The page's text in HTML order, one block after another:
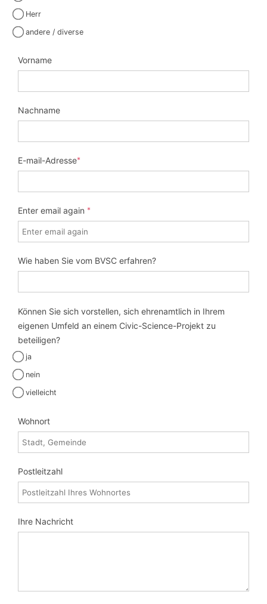
Herr
andere / diverse
Vorname
Nachname
E-mail-Adresse*
Enter email again *
Wie haben Sie vom BVSC erfahren?
Können Sie sich vorstellen, sich ehrenamtlich in Ihrem
eigenen Umfeld an einem Civic-Science-Projekt zu
beteiligen?
ja
nein
vielleicht
Wohnort
Postleitzahl
Ihre Nachricht